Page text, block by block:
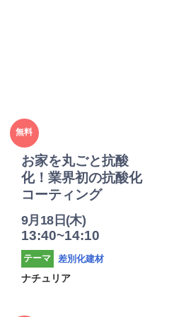
2025年
度
無料
お家を丸ごと抗酸
化！業界初の抗酸化
コーティング
9月18日(木)
13:40~14:10
テーマ
差別化建材
ナチュリア